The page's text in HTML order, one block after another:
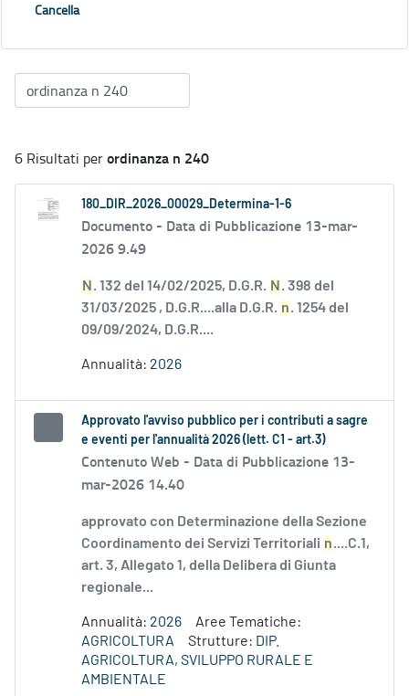
Cancella
6 Risultati perordinanza n 240
180_DIR_2026_00029_Determina-1-6
Documento - Data di Pubblicazione 13-mar-
2026 9.49
N . 132 del 14/02/2025, D.G.R. N . 398 del
31/03/2025 , D.G.R....alla D.G.R. n. 1254 del
09/09/2024, D.G.R....
Annualità: 2026
Approvato l'avviso pubblico per i contributi a sagre
e eventi per l'annualità 2026 (lett. C1 - art.3)
Contenuto Web - Data di Pubblicazione 13-
mar-2026 14.40
approvato con Determinazione della Sezione
Coordinamento dei Servizi Territoriali n....C.1,
art. 3, Allegato 1, della Delibera di Giunta
regionale...
Annualità: 2026
Aree Tematiche:
AGRICOLTURA
Strutture: DIP.
AGRICOLTURA, SVILUPPO RURALE E
AMBIENTALE